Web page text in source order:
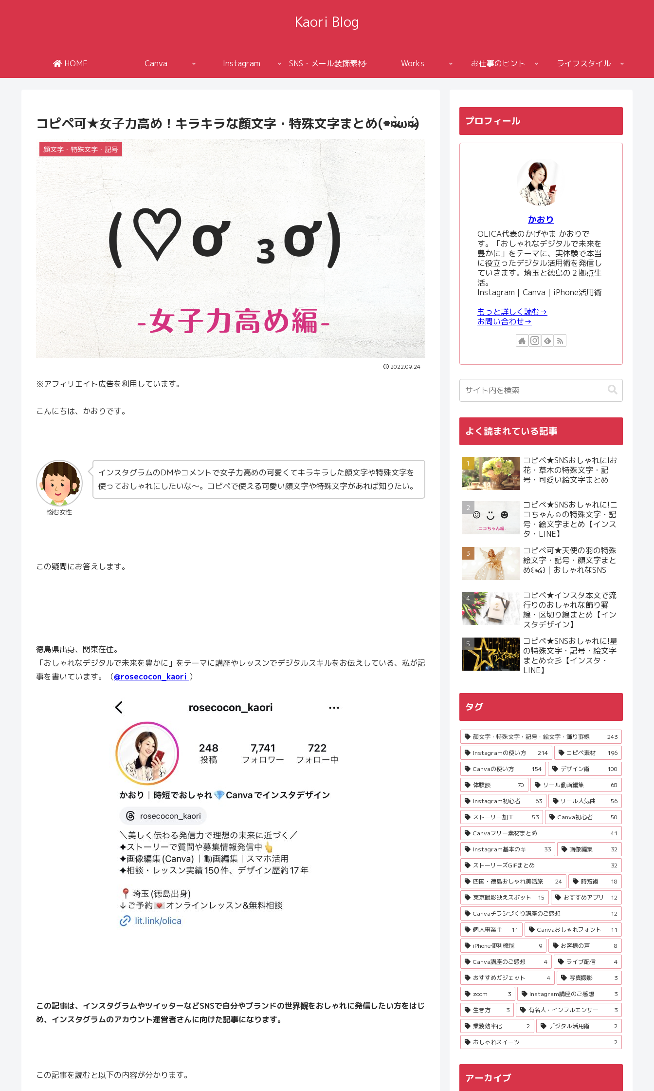
Kaori Blog
HOME Canva Instagram SNS・メール装飾素材 Works お仕事のヒント ライフスタイル
コピペ可★女子力高め！キラキラな顔文字・特殊文字まとめ(⌯¤̴̶̷̀ω¤̴̶̷́)
顔文字・特殊文字・記号
2022.09.24
※アフィリエイト広告を利用しています。
こんにちは、かおりです。
悩む女性
インスタグラムのDMやコメントで女子力高めの可愛くてキラキラした顔文字や特殊文字を
使っておしゃれにしたいな〜。コピペで使える可愛い顔文字や特殊文字があれば知りたい。
この疑問にお答えします。
徳島県出身、関東在住。
「おしゃれなデジタルで未来を豊かに」をテーマに講座やレッスンでデジタルスキルをお伝えしている、私が記
事を書いています。（@rosecocon_kaori ）
この記事は、インスタグラムやツイッターなどSNSで自分やブランドの世界観をおしゃれに発信したい方をはじ
め、インスタグラムのアカウント運営者さんに向けた記事になります。
この記事を読むと以下の内容が分かります。
プロフィール
かおり
OLICA代表のかげやま かおりで
す。「おしゃれなデジタルで未来を
豊かに」をテーマに、実体験で本当
に役立ったデジタル活用術を発信し
ていきます。埼玉と徳島の２拠点生
活。
Instagram｜Canva｜iPhone活用術
もっと詳しく読む→
お問い合わせ→
よく読まれている記事
コピペ★SNSおしゃれに!お
花・草木の特殊文字・記
号・可愛い絵文字まとめ
コピペ★SNSおしゃれに!ニ
コちゃん☺︎の特殊文字・記
号・絵文字まとめ【インス
タ・LINE】
コピペ可★天使の羽の特殊
絵文字・記号・顔文字まと
め꒰ঌ໒꒱｜おしゃれなSNS
コピペ★インスタ本文で流
行りのおしゃれな飾り罫
線・区切り線まとめ【イン
スタデザイン】
コピペ★SNSおしゃれに!星
の特殊文字・記号・絵文字
まとめ☆彡【インスタ・
LINE】
タグ
顔文字・特殊文字・記号・絵文字・飾り罫線
243
Instagramの使い方
214 コピペ素材
196
Canvaの使い方
154 デザイン術
100
体験談
70 リール動画編集
68
Instagram初心者
63 リール人気曲
56
ストーリー加工
53 Canva初心者
50
Canvaフリー素材まとめ
41
Instagram基本のキ
33 画像編集
32
ストーリーズGIFまとめ
32
四国・徳島おしゃれ美活旅
24 時短術
18
東京撮影映えスポット
15 おすすめアプリ
12
Canvaチラシづくり講座のご感想
12
個人事業主
11 Canvaおしゃれフォント
11
iPhone便利機能
9 お客様の声
8
Canva講座のご感想
4 ライブ配信
4
おすすめガジェット
4 写真撮影
3
zoom
3 Instagram講座のご感想
3
生き方
3 有名人・インフルエンサー
3
業務効率化
2 デジタル活用術
2
おしゃれスイーツ
2
アーカイブ